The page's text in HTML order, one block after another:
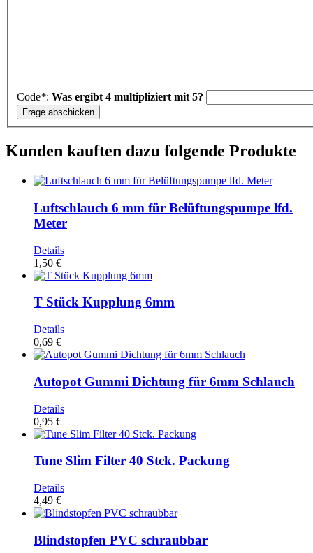
Code*: Was ergibt 4 multipliziert mit 5?
Kunden kauften dazu folgende Produkte
Luftschlauch 6 mm für Belüftungspumpe lfd.
Meter
Details
1,50 €
T Stück Kupplung 6mm
Details
0,69 €
Autopot Gummi Dichtung für 6mm Schlauch
Details
0,95 €
Tune Slim Filter 40 Stck. Packung
Details
4,49 €
Blindstopfen PVC schraubbar